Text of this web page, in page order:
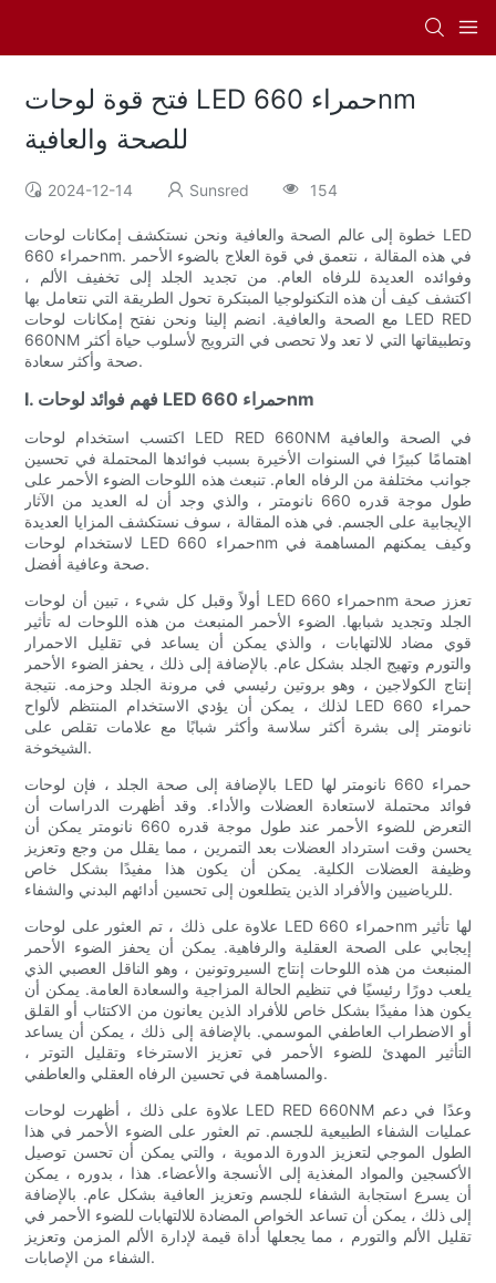
فتح قوة لوحات LED حمراء 660nm
للصحة والعافية
2024-12-14 Sunsred 154
خطوة إلى عالم الصحة والعافية ونحن نستكشف إمكانات لوحات LED
حمراء 660nm. في هذه المقالة ، نتعمق في قوة العلاج بالضوء الأحمر
وفوائده العديدة للرفاه العام. من تجديد الجلد إلى تخفيف الألم ،
اكتشف كيف أن هذه التكنولوجيا المبتكرة تحول الطريقة التي نتعامل بها
مع الصحة والعافية. انضم إلينا ونحن نفتح إمكانات لوحات LED RED
660NM وتطبيقاتها التي لا تعد ولا تحصى في الترويج لأسلوب حياة أكثر
صحة وأكثر سعادة.
I. فهم فوائد لوحات LED حمراء 660nm
اكتسب استخدام لوحات LED RED 660NM في الصحة والعافية
اهتمامًا كبيرًا في السنوات الأخيرة بسبب فوائدها المحتملة في تحسين
جوانب مختلفة من الرفاه العام. تنبعث هذه اللوحات الضوء الأحمر على
طول موجة قدره 660 نانومتر ، والذي وجد أن له العديد من الآثار
الإيجابية على الجسم. في هذه المقالة ، سوف نستكشف المزايا العديدة
لاستخدام لوحات LED حمراء 660nm وكيف يمكنهم المساهمة في
صحة وعافية أفضل.
أولاً وقبل كل شيء ، تبين أن لوحات LED حمراء 660nm تعزز صحة
الجلد وتجديد شبابها. الضوء الأحمر المنبعث من هذه اللوحات له تأثير
قوي مضاد للالتهابات ، والذي يمكن أن يساعد في تقليل الاحمرار
والتورم وتهيج الجلد بشكل عام. بالإضافة إلى ذلك ، يحفز الضوء الأحمر
إنتاج الكولاجين ، وهو بروتين رئيسي في مرونة الجلد وحزمه. نتيجة
لذلك ، يمكن أن يؤدي الاستخدام المنتظم لألواح LED حمراء 660
نانومتر إلى بشرة أكثر سلاسة وأكثر شبابًا مع علامات تقلص على
الشيخوخة.
بالإضافة إلى صحة الجلد ، فإن لوحات LED حمراء 660 نانومتر لها
فوائد محتملة لاستعادة العضلات والأداء. وقد أظهرت الدراسات أن
التعرض للضوء الأحمر عند طول موجة قدره 660 نانومتر يمكن أن
يحسن وقت استرداد العضلات بعد التمرين ، مما يقلل من وجع وتعزيز
وظيفة العضلات الكلية. يمكن أن يكون هذا مفيدًا بشكل خاص
للرياضيين والأفراد الذين يتطلعون إلى تحسين أدائهم البدني والشفاء.
علاوة على ذلك ، تم العثور على لوحات LED حمراء 660nm لها تأثير
إيجابي على الصحة العقلية والرفاهية. يمكن أن يحفز الضوء الأحمر
المنبعث من هذه اللوحات إنتاج السيروتونين ، وهو الناقل العصبي الذي
يلعب دورًا رئيسيًا في تنظيم الحالة المزاجية والسعادة العامة. يمكن أن
يكون هذا مفيدًا بشكل خاص للأفراد الذين يعانون من الاكتئاب أو القلق
أو الاضطراب العاطفي الموسمي. بالإضافة إلى ذلك ، يمكن أن يساعد
التأثير المهدئ للضوء الأحمر في تعزيز الاسترخاء وتقليل التوتر ،
والمساهمة في تحسين الرفاه العقلي والعاطفي.
علاوة على ذلك ، أظهرت لوحات LED RED 660NM وعدًا في دعم
عمليات الشفاء الطبيعية للجسم. تم العثور على الضوء الأحمر في هذا
الطول الموجي لتعزيز الدورة الدموية ، والتي يمكن أن تحسن توصيل
الأكسجين والمواد المغذية إلى الأنسجة والأعضاء. هذا ، بدوره ، يمكن
أن يسرع استجابة الشفاء للجسم وتعزيز العافية بشكل عام. بالإضافة
إلى ذلك ، يمكن أن تساعد الخواص المضادة للالتهابات للضوء الأحمر في
تقليل الألم والتورم ، مما يجعلها أداة قيمة لإدارة الألم المزمن وتعزيز
الشفاء من الإصابات.